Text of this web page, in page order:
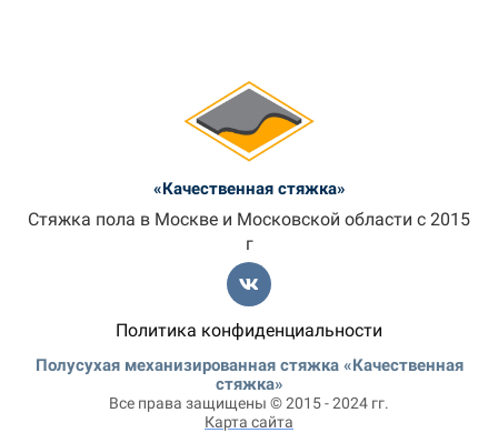
«Качественная стяжка»
Стяжка пола в Москве и Московской области с 2015
г
Политика конфиденциальности
Полусухая механизированная стяжка «Качественная
стяжка»
Все права защищены © 2015 - 2024 гг.
Карта сайта